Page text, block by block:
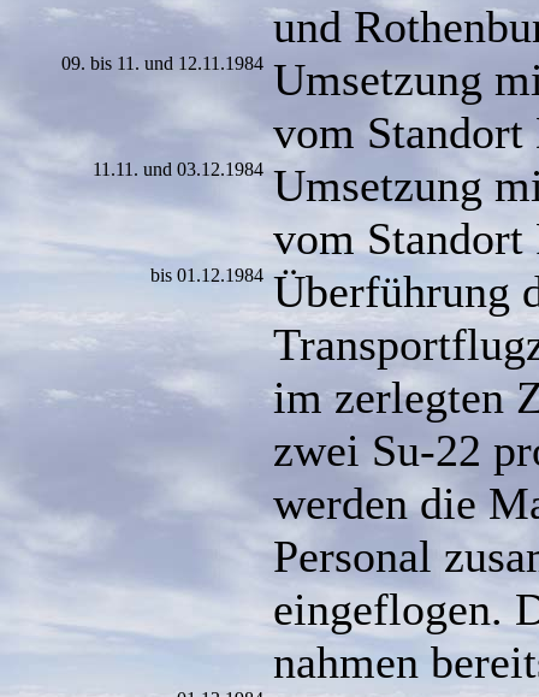
und
09. bis 11. und 12.11.1984 Umsetzung
vom Standort
11.11. und 03.12.1984 Umsetzung
vom Standort
bis 01.12.1984 Überführung
im zerlegten
zwei Su-22
werden die
Personal
eingeflogen.
nahmen